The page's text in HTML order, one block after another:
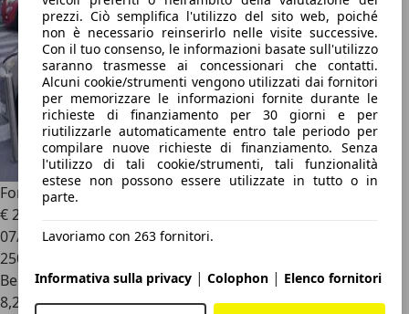
prezzi. Ciò semplifica l'utilizzo del sito web, poiché
non è necessario reinserirlo nelle visite successive.
Con il tuo consenso, le informazioni basate sull'utilizzo
saranno trasmesse ai concessionari che contatti.
Alcuni cookie/strumenti vengono utilizzati dai fornitori
per memorizzare le informazioni fornite durante le
richieste di finanziamento per 30 giorni e per
riutilizzarle automaticamente entro tale periodo per
compilare nuove richieste di finanziamento. Senza
l'utilizzo di tali cookie/strumenti, tali funzionalità
estese non possono essere utilizzate in tutto o in
parte.
Lavoriamo con 263 fornitori.
Informativa sulla privacy | Colophon | Elenco fornitori
Ford Galaxy
2.0 Ghia
€ 2.500
07/2007
250.000 km
Benzina
8,2 l/100 km (comb.)